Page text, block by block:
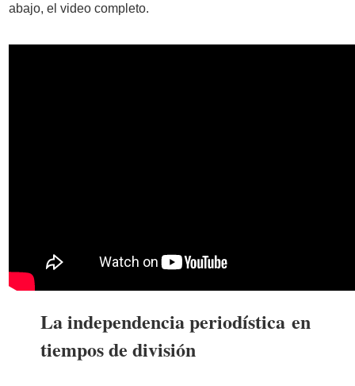
abajo, el video completo.
La independencia periodística en
tiempos de división